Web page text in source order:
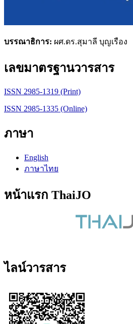
บรรณาธิการ: ผศ.ดร.สุมาลี บุญเรือง
เลขมาตรฐานวารสาร
ISSN 2985-1319 (Print)
ISSN 2985-1335 (Online)
ภาษา
English
ภาษาไทย
หน้าแรก ThaiJO
ไลน์วารสาร